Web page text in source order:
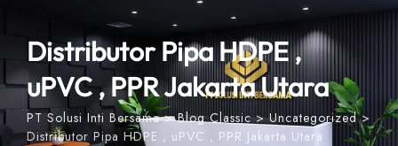
Distributor Pipa HDPE ,
uPVC , PPR Jakarta Utara
PT Solusi Inti Bersama>Blog Classic>Uncategorized>
Distributor Pipa HDPE , uPVC , PPR Jakarta Utara